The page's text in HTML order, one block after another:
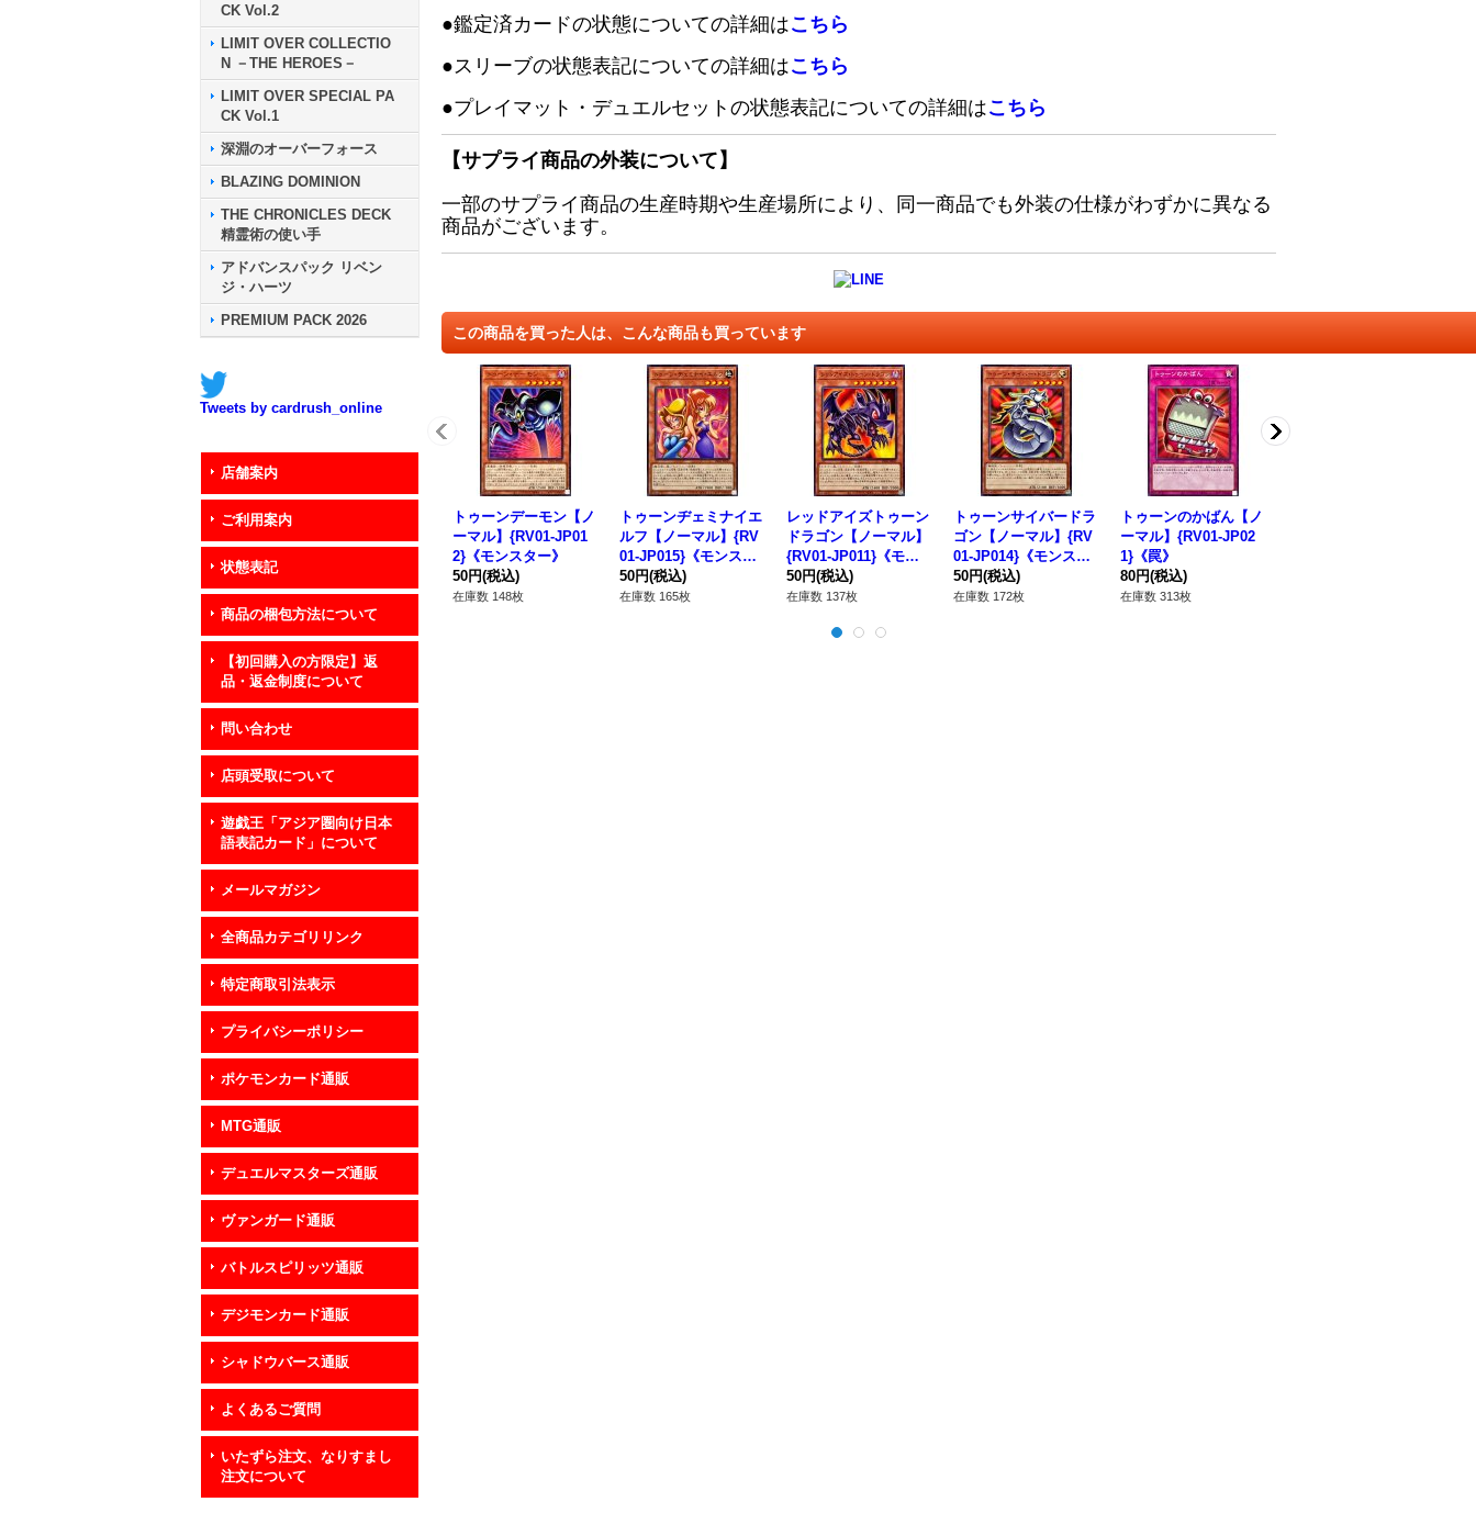
CK Vol.2
LIMIT OVER COLLECTIO
N －THE HEROES－
LIMIT OVER SPECIAL PA
CK Vol.1
深淵のオーバーフォース
BLAZING DOMINION
THE CHRONICLES DECK
精霊術の使い手
アドバンスパック リベン
ジ・ハーツ
PREMIUM PACK 2026
Tweets by cardrush_online
店舗案内
ご利用案内
状態表記
商品の梱包方法について
【初回購入の方限定】返
品・返金制度について
問い合わせ
店頭受取について
遊戯王「アジア圏向け日本
語表記カード」について
メールマガジン
全商品カテゴリリンク
特定商取引法表示
プライバシーポリシー
ポケモンカード通販
MTG通販
デュエルマスターズ通販
ヴァンガード通販
バトルスピリッツ通販
デジモンカード通販
シャドウバース通販
よくあるご質問
いたずら注文、なりすまし
注文について
●鑑定済カードの状態についての詳細はこちら
●スリーブの状態表記についての詳細はこちら
●プレイマット・デュエルセットの状態表記についての詳細はこちら
【サプライ商品の外装について】
一部のサプライ商品の生産時期や生産場所により、同一商品でも外装の仕様がわずかに異なる
商品がございます。
この商品を買った人は、こんな商品も買っています
トゥーンデーモン【ノ
ーマル】{RV01-JP01
2}《モンスター》
50円(税込)
在庫数 148枚
トゥーンヂェミナイエ
ルフ【ノーマル】{RV
01-JP015}《モンスタ
ー》
50円(税込)
在庫数 165枚
レッドアイズトゥーン
ドラゴン【ノーマル】
{RV01-JP011}《モン
スター》
50円(税込)
在庫数 137枚
トゥーンサイバードラ
ゴン【ノーマル】{RV
01-JP014}《モンスタ
ー》
50円(税込)
在庫数 172枚
トゥーンのかばん【ノ
ーマル】{RV01-JP02
1}《罠》
80円(税込)
在庫数 313枚